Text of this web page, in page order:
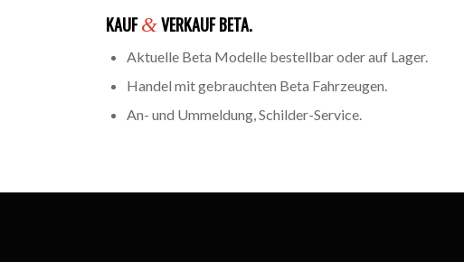
KAUF&VERKAUF BETA.
Aktuelle Beta Modelle bestellbar oder auf Lager.
Handel mit gebrauchten Beta Fahrzeugen.
An- und Ummeldung, Schilder-Service.